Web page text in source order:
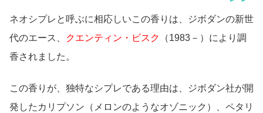
ネオシプレと呼ぶに相応しいこの香りは、ジボダンの新世
代のエース、
クエンティン・ビスク
（1983－）により調
香されました。
この香りが、独特なシプレである理由は、ジボダン社が開
発したカリプソン（メロンのようなオゾニック）、ペタリ